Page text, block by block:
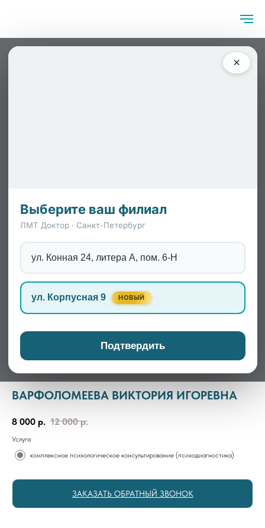
×
Выберите ваш филиал
ЛМТ Доктор · Санкт-Петербург
ул. Конная 24, литера А, пом. 6-Н
ул. Корпусная 9 НОВЫЙ
Подтвердить
ВАРФОЛОМЕЕВА ВИКТОРИЯ ИГОРЕВНА
8 000 р. 12 000 р.
Услуга
комплексное психологическое консультирование (психодиагностика)
ЗАКАЗАТЬ ОБРАТНЫЙ ЗВОНОК